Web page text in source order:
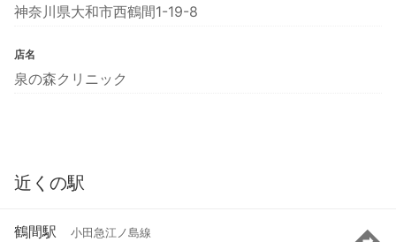
神奈川県大和市西鶴間1-19-8
店名
泉の森クリニック
近くの駅
鶴間駅 小田急江ノ島線